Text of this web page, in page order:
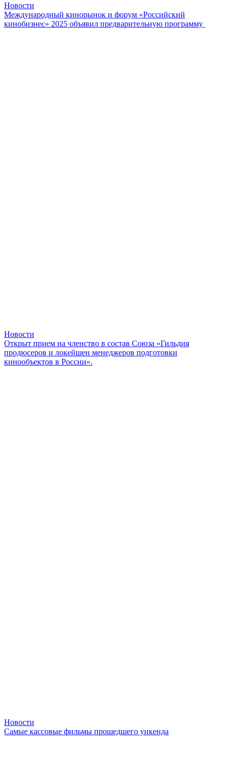
Новости
Международный кинорынок и форум «Российский
кинобизнес» 2025 объявил предварительную программу
Новости
Открыт прием на членство в состав Союза «Гильдия
продюсеров и локейшен менеджеров подготовки
кинообъектов в России».
Новости
Самые кассовые фильмы прошедшего уикенда